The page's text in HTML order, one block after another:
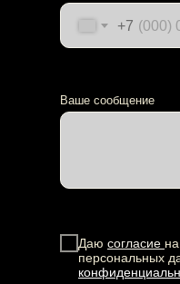
+7
Ваше сообщение
Даю согласие
персональных